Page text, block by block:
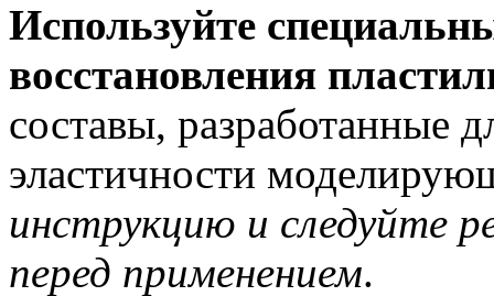
Используйте
восстановления
составы, разработанные
эластичности
инструкцию и следуйте
перед применением.